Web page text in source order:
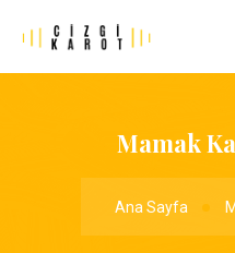
Mamak
Ana Sayfa